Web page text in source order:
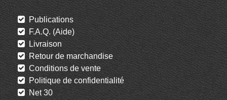
Publications
F.A.Q. (Aide)
Livraison
Retour de marchandise
Conditions de vente
Politique de confidentialité
Net 30